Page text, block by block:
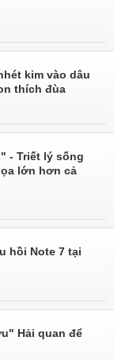
kim vào dâu
thích đùa
- Triết lý sống
lớn hơn cả
hồi Note 7 tại
Hải quan để